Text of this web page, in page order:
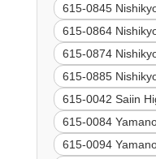
615-0845
615-0864
615-0874
615-0885
615-0042 Saiin
615-0084
615-0094